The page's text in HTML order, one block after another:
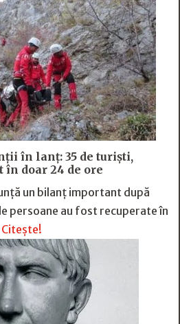
în lanț: 35 de turiști,
în doar 24 de ore
un bilanț important după
persoane au fost recuperate în
Citește!